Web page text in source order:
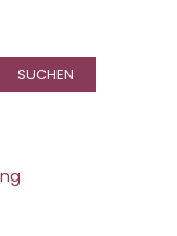
SUCHEN